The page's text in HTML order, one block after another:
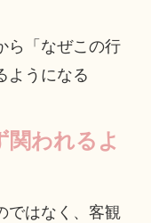
ら「なぜこの行
ようになる
われるよ
ではなく、客観